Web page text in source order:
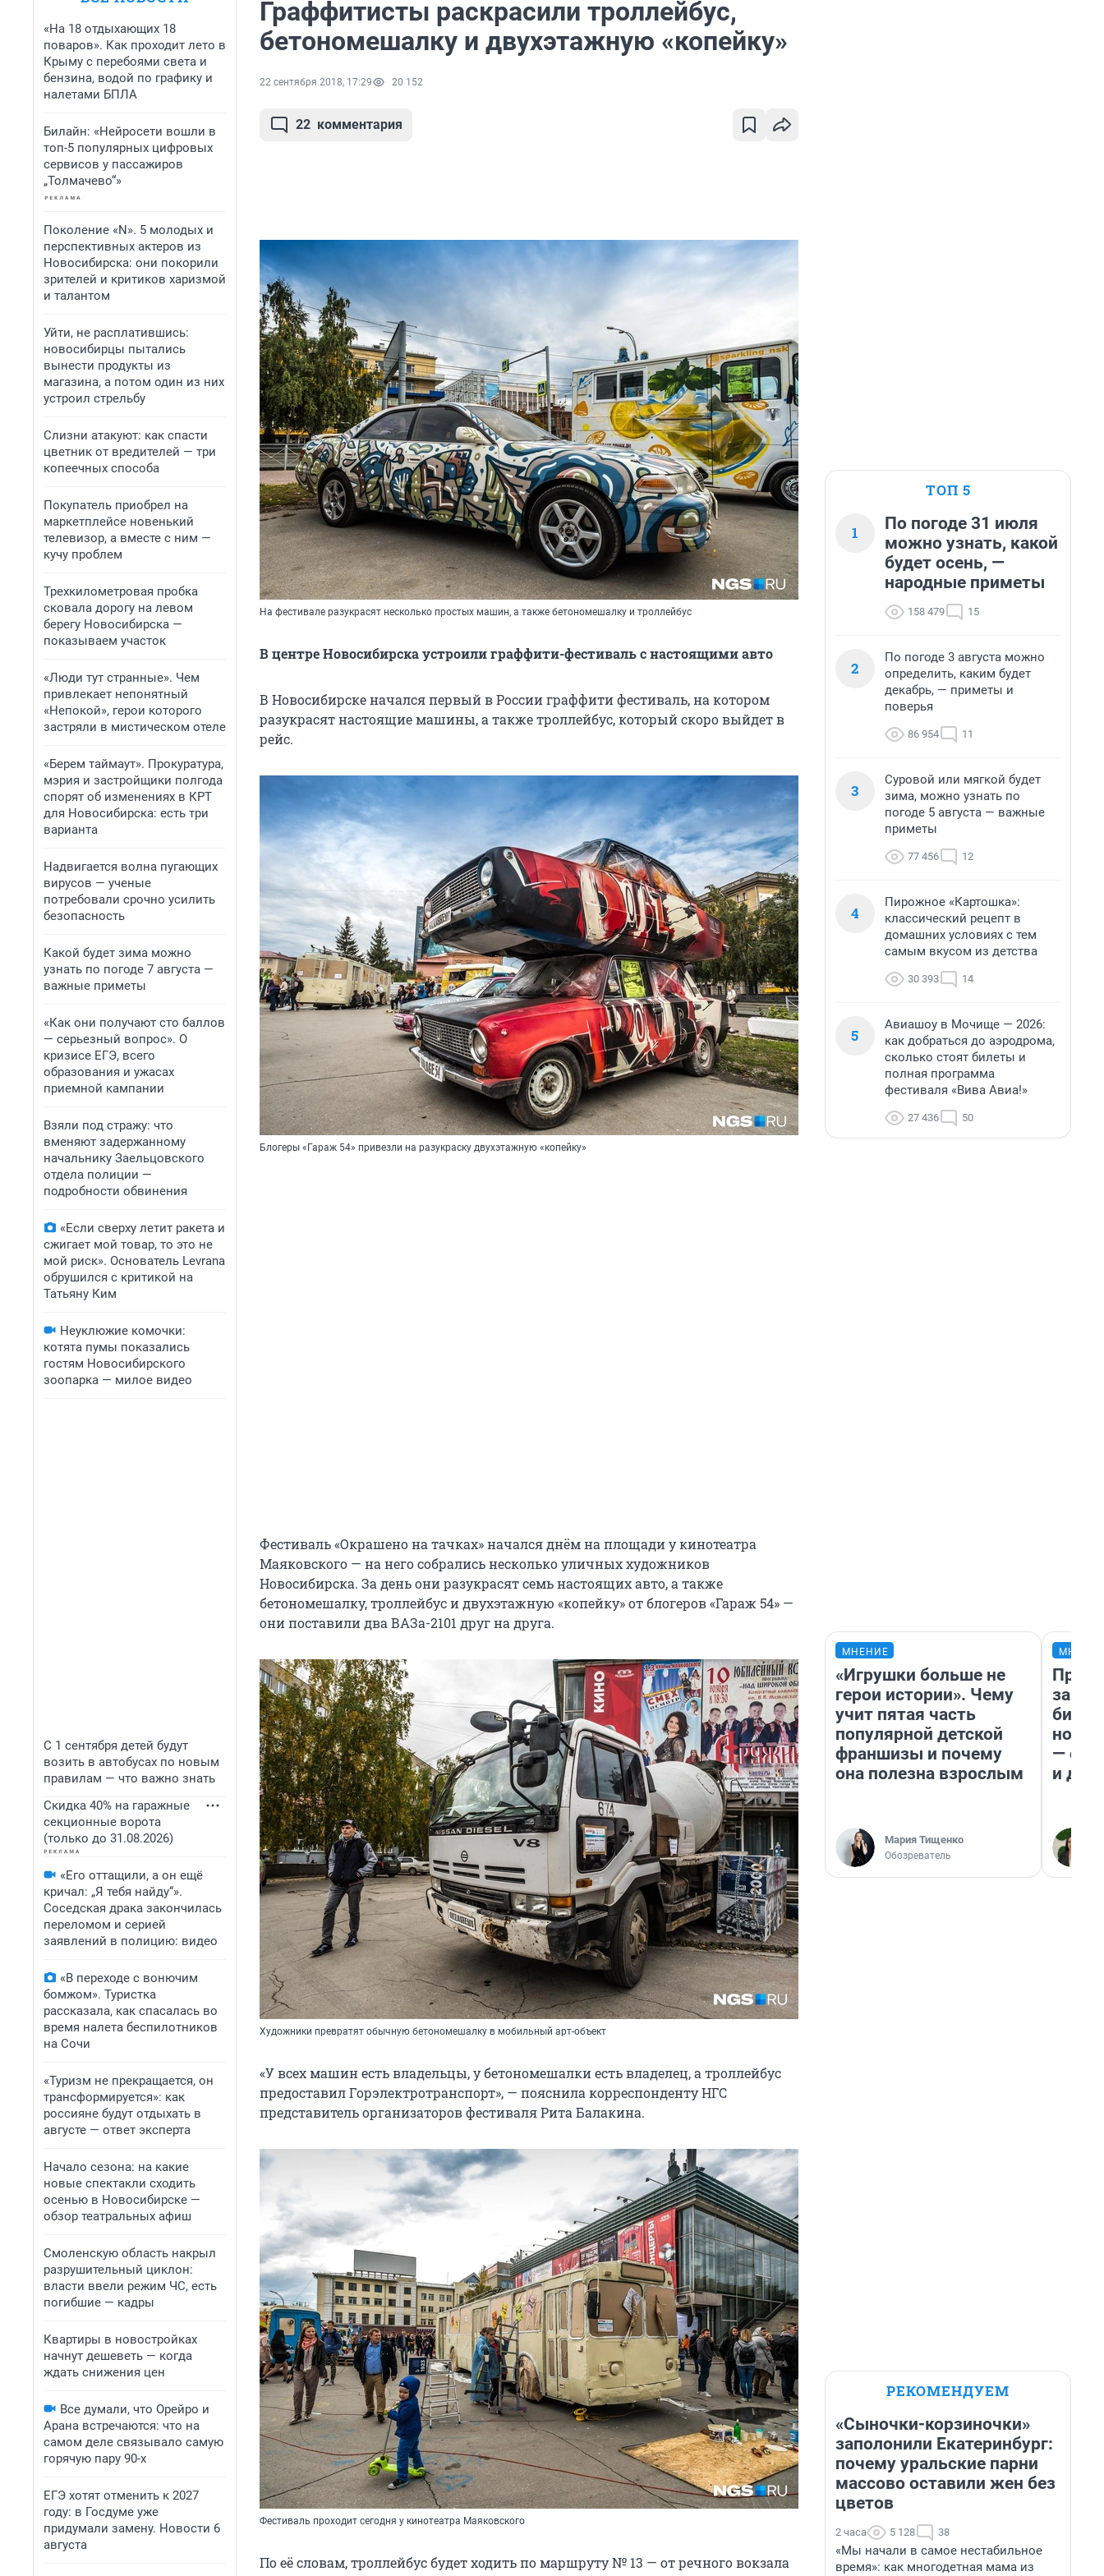
«На 18 отдыхающих 18
поваров». Как проходит лето в
Крыму с перебоями света и
бензина, водой по графику и
налетами БПЛА
Билайн: «Нейросети вошли в
топ-5 популярных цифровых
сервисов у пассажиров
„Толмачево“»
Поколение «N». 5 молодых и
перспективных актеров из
Новосибирска: они покорили
зрителей и критиков харизмой
и талантом
Уйти, не расплатившись:
новосибирцы пытались
вынести продукты из
магазина, а потом один из них
устроил стрельбу
Слизни атакуют: как спасти
цветник от вредителей — три
копеечных способа
Покупатель приобрел на
маркетплейсе новенький
телевизор, а вместе с ним —
кучу проблем
Трехкилометровая пробка
сковала дорогу на левом
берегу Новосибирска —
показываем участок
«Люди тут странные». Чем
привлекает непонятный
«Непокой», герои которого
застряли в мистическом отеле
«Берем таймаут». Прокуратура,
мэрия и застройщики полгода
спорят об изменениях в КРТ
для Новосибирска: есть три
варианта
Надвигается волна пугающих
вирусов — ученые
потребовали срочно усилить
безопасность
Какой будет зима можно
узнать по погоде 7 августа —
важные приметы
«Как они получают сто баллов
— серьезный вопрос». О
кризисе ЕГЭ, всего
образования и ужасах
приемной кампании
Взяли под стражу: что
вменяют задержанному
начальнику Заельцовского
отдела полиции —
подробности обвинения
«Если сверху летит ракета и
сжигает мой товар, то это не
мой риск». Основатель Levrana
обрушился с критикой на
Татьяну Ким
Неуклюжие комочки:
котята пумы показались
гостям Новосибирского
зоопарка — милое видео
С 1 сентября детей будут
возить в автобусах по новым
правилам — что важно знать
Скидка 40% на гаражные
секционные ворота
(только до 31.08.2026)
«Его оттащили, а он ещё
кричал: „Я тебя найду“».
Соседская драка закончилась
переломом и серией
заявлений в полицию: видео
«В переходе с вонючим
бомжом». Туристка
рассказала, как спасалась во
время налета беспилотников
на Сочи
«Туризм не прекращается, он
трансформируется»: как
россияне будут отдыхать в
августе — ответ эксперта
Начало сезона: на какие
новые спектакли сходить
осенью в Новосибирске —
обзор театральных афиш
Смоленскую область накрыл
разрушительный циклон:
власти ввели режим ЧС, есть
погибшие — кадры
Квартиры в новостройках
начнут дешеветь — когда
ждать снижения цен
Все думали, что Орейро и
Арана встречаются: что на
самом деле связывало самую
горячую пару 90-х
ЕГЭ хотят отменить к 2027
году: в Госдуме уже
придумали замену. Новости 6
августа
Граффитисты раскрасили троллейбус,
бетономешалку и двухэтажную «копейку»
22 сентября 2018, 17:29 20 152
22 комментария
На фестивале разукрасят несколько простых машин, а также бетономешалку и троллейбус
В центре Новосибирска устроили граффити-фестиваль с настоящими авто
В Новосибирске начался первый в России граффити фестиваль, на котором
разукрасят настоящие машины, а также троллейбус, который скоро выйдет в
рейс.
Блогеры «Гараж 54» привезли на разукраску двухэтажную «копейку»
Фестиваль «Окрашено на тачках» начался днём на площади у кинотеатра
Маяковского — на него собрались несколько уличных художников
Новосибирска. За день они разукрасят семь настоящих авто, а также
бетономешалку, троллейбус и двухэтажную «копейку» от блогеров «Гараж 54» —
они поставили два ВАЗа-2101 друг на друга.
Художники превратят обычную бетономешалку в мобильный арт-объект
«У всех машин есть владельцы, у бетономешалки есть владелец, а троллейбус
предоставил Горэлектротранспорт», — пояснила корреспонденту НГС
представитель организаторов фестиваля Рита Балакина.
Фестиваль проходит сегодня у кинотеатра Маяковского
По её словам, троллейбус будет ходить по маршруту № 13 — от речного вокзала
ТОП 5
1
По погоде 31 июля
можно узнать, какой
будет осень, —
народные приметы
158 479 15
2
По погоде 3 августа можно
определить, каким будет
декабрь, — приметы и
поверья
86 954 11
3
Суровой или мягкой будет
зима, можно узнать по
погоде 5 августа — важные
приметы
77 456 12
4
Пирожное «Картошка»:
классический рецепт в
домашних условиях с тем
самым вкусом из детства
30 393 14
5
Авиашоу в Мочище — 2026:
как добраться до аэродрома,
сколько стоят билеты и
полная программа
фестиваля «Вива Авиа!»
27 436 50
МНЕНИЕ
«Игрушки больше не
герои истории». Чему
учит пятая часть
популярной детской
франшизы и почему
она полезна взрослым
Мария Тищенко
Обозреватель
— он
и
РЕКОМЕНДУЕМ
«Сыночки-корзиночки»
заполонили Екатеринбург:
почему уральские парни
массово оставили жен без
цветов
2 часа 5 128 38
«Мы начали в самое нестабильное
время»: как многодетная мама из